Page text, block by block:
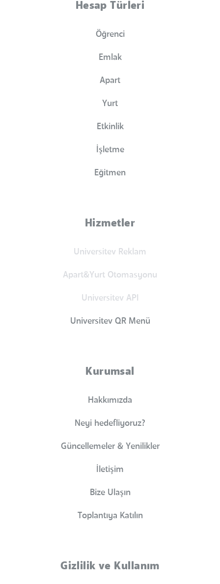
Hesap Türleri
Öğrenci
Emlak
Apart
Yurt
Etkinlik
İşletme
Eğitmen
Hizmetler
Universitev Reklam
Apart&Yurt Otomasyonu
Universitev API
Universitev QR Menü
Kurumsal
Hakkımızda
Neyi hedefliyoruz?
Güncellemeler & Yenilikler
İletişim
Bize Ulaşın
Toplantıya Katılın
Gizlilik ve Kullanım